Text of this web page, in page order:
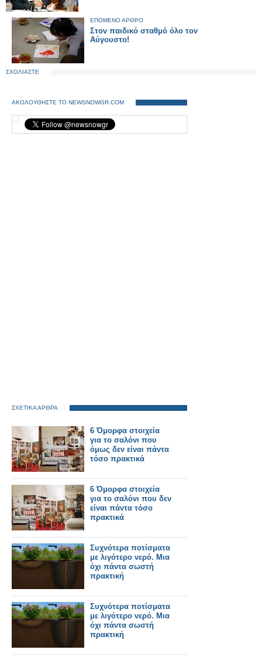
ΕΠΟΜΕΝΟ ΑΡΘΡΟ
Στον παιδικό σταθμό όλο τον
Αύγουστο!
ΣΧΟΛΙΑΣΤΕ
ΑΚΟΛΟΥΘΗΣΤΕ ΤΟ NEWSNOWGR.COM
ΣΧΕΤΙΚΑ ΑΡΘΡΑ
6 Όμορφα στοιχεία
για το σαλόνι που
όμως δεν είναι πάντα
τόσο πρακτικά
6 Όμορφα στοιχεία
για το σαλόνι που δεν
είναι πάντα τόσο
πρακτικά
Συχνότερα ποτίσματα
με λιγότερο νερό. Μια
όχι πάντα σωστή
πρακτική
Συχνότερα ποτίσματα
με λιγότερο νερό. Μια
όχι πάντα σωστή
πρακτική